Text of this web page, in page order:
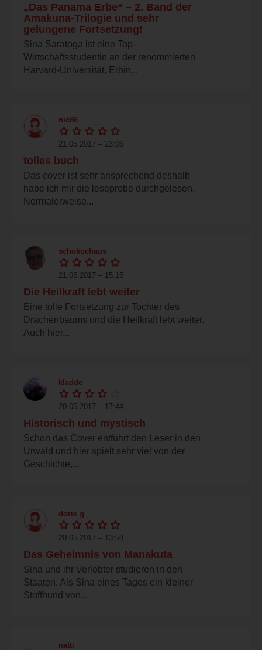
„Das Panama Erbe“ – 2. Band der
Amakuna-Trilogie und sehr
gelungene Fortsetzung!
Sina Saratoga ist eine Top-
Wirtschaftsstudentin an der renommierten
Harvard-Universität, Erbin...
nic86
21.05.2017 – 23:06
tolles buch
Das cover ist sehr ansprechend deshalb
habe ich mir die leseprobe durchgelesen.
Normalerweise...
schokochaos
21.05.2017 – 15:15
Die Heilkraft lebt weiter
Eine tolle Fortsetzung zur Tochter des
Drachenbaums und die Heilkraft lebt weiter.
Auch hier...
kladde
20.05.2017 – 17:44
Historisch und mystisch
Schon das Cover entführt den Leser in den
Urwald und hier spielt sehr viel von der
Geschichte,...
doris g
20.05.2017 – 13:58
Das Geheimnis von Manakuta
Sina und ihr Verlobter studieren in den
Staaten. Als Sina eines Tages ein kleiner
Stoffhund von...
natti